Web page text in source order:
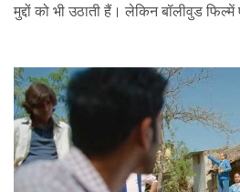
मुद्दों को भी उठाती हैं। लेकिन बॉलीवुड